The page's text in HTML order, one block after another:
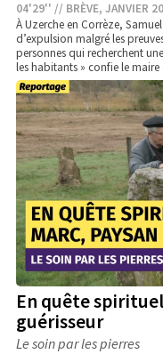
04'29'' // BRÈVE, JANVIER
À Uzerche en Corrèze,
d’expulsion malgré les
personnes qui recherchent
les habitants » confie le maire
En quête
guérisseur
Le soin par les pierres